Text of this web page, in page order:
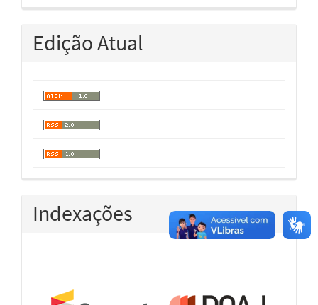
Edição Atual
Indexações